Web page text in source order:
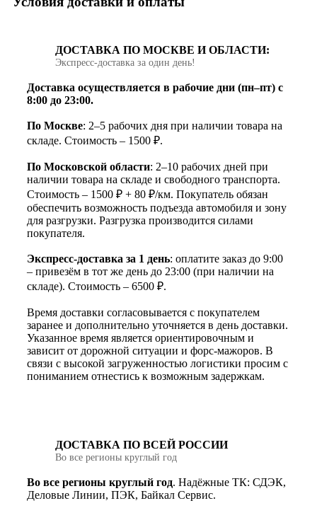
ДОСТАВКА ПО МОСКВЕ И ОБЛАСТИ:
Экспресс‑доставка за один день!
Доставка осуществляется в рабочие дни (пн–пт) с
8:00 до 23:00.
По Москве: 2–5 рабочих дня при наличии товара на
складе. Стоимость – 1500 ₽.
По Московской области: 2–10 рабочих дней при
наличии товара на складе и свободного транспорта.
Стоимость – 1500 ₽ + 80 ₽/км. Покупатель обязан
обеспечить возможность подъезда автомобиля и зону
для разгрузки. Разгрузка производится силами
покупателя.
Экспресс-доставка за 1 день: оплатите заказ до 9:00
– привезём в тот же день до 23:00 (при наличии на
складе). Стоимость – 6500 ₽.
Время доставки согласовывается с покупателем
заранее и дополнительно уточняется в день доставки.
Указанное время является ориентировочным и
зависит от дорожной ситуации и форс-мажоров. В
связи с высокой загруженностью логистики просим с
пониманием отнестись к возможным задержкам.
ДОСТАВКА ПО ВСЕЙ РОССИИ
Во все регионы круглый год
Во все регионы круглый год. Надёжные ТК: СДЭК,
Деловые Линии, ПЭК, Байкал Сервис.